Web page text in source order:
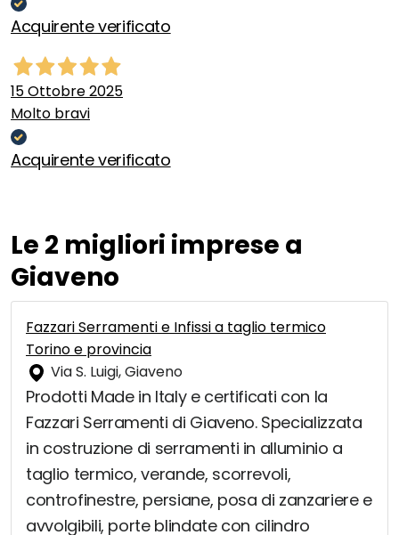
Acquirente verificato
15 Ottobre 2025
Molto bravi
Acquirente verificato
Le 2 migliori imprese a
Giaveno
Fazzari Serramenti e Infissi a taglio termico
Torino e provincia
Via S. Luigi, Giaveno
Prodotti Made in Italy e certificati con la
Fazzari Serramenti di Giaveno. Specializzata
in costruzione di serramenti in alluminio a
taglio termico, verande, scorrevoli,
controfinestre, persiane, posa di zanzariere e
avvolgibili, porte blindate con cilindro